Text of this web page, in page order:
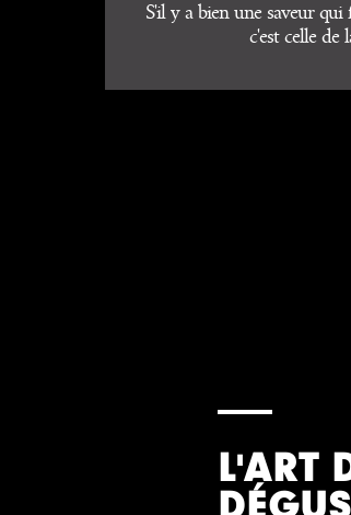
S'il y a bien une saveur
c'est celle de
L'ART